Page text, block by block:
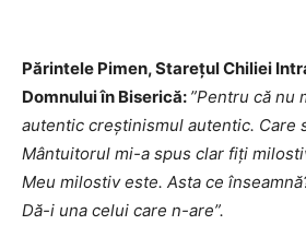
Părintele Pimen, Stareţul Chiliei
Domnului în Biserică: ”Pentru că nu
autentic creștinismul autentic. Care
Mântuitorul mi-a spus clar fiți
Meu milostiv este. Asta ce
Dă-i una celui care n-are”.